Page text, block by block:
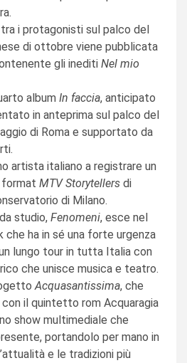
i protagonisti sul palco del
di ottobre viene pubblicata
gli inediti Nel mio
album In faccia, anticipato
in anteprima sul palco del
di Roma e supportato da
artista italiano a registrare un
format MTV Storytellers di
di Milano.
studio, Fenomeni, esce nel
che ha in sé una forte urgenza
lungo tour in tutta Italia con
che unisce musica e teatro.
Acquasantissima, che
il quintetto rom Acquaragia
show multimediale che
portandolo per mano in
e le tradizioni più